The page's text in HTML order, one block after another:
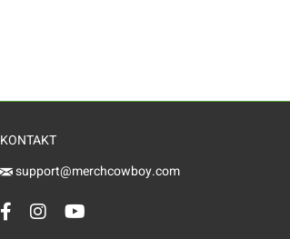
KONTAKT
support@merchcowboy.com